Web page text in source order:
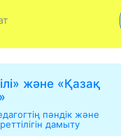
жəне «Қазақ
пәндік және
дамыту